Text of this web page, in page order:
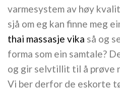
varmesystem av høy
sjå om eg kan finne meg
thai massasje vika så og
forma som ein samtale?
og gir selvtillit til å prøve
Vi ber derfor de eskorte